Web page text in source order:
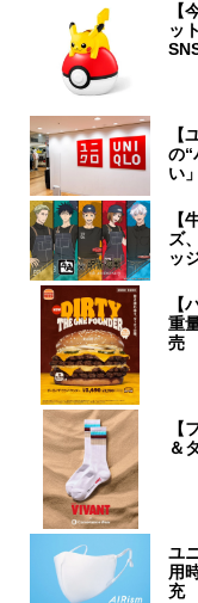
【
ッ
【
の“
い
ズ
ッ
【
重
売
【
＆
ユ
用
充